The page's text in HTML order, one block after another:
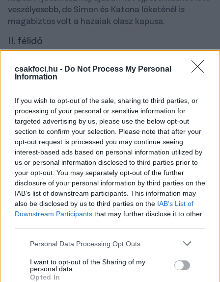
csakfoci.hu - Do Not Process My Personal
Information
If you wish to opt-out of the sale, sharing to third parties, or
processing of your personal or sensitive information for
targeted advertising by us, please use the below opt-out
section to confirm your selection. Please note that after your
opt-out request is processed you may continue seeing
interest-based ads based on personal information utilized by
us or personal information disclosed to third parties prior to
your opt-out. You may separately opt-out of the further
disclosure of your personal information by third parties on the
IAB’s list of downstream participants. This information may
also be disclosed by us to third parties on the IAB’s List of
Downstream Participants that may further disclose it to other
Please note that this website/app uses one or more Google
not limited to your visit or usage behaviour. You may click to
grant or deny consent to Google and its third-party tags to
Personal Data Processing Opt Outs
I want to opt-out of the Sharing of my
personal data.
Opted In
veszélyesebb, de Simon és Katona löketénél is
magabiztos volt a hazaiak olasz kapusa.
II. félidő
Villámgyors góllal indult a második félidő. Kállai
passzolt jobbról befelé Molnárhoz, aki középre
után ugyanis az a bal kapufát is érintve a kapuba
pattogott (1-0).
Piscitelli feladatai is folytatódtak, Katona 17
méterről próbálta bevenni a kapuját, de a labda
ezúttal sem jött ki róla. A 65. percben ismét nagyot
fogott a kövesdi kapus: Katona adott olyan jó
kiugratást, hogy az Simonnak és Gourénak is jó lett,
a két játékos kicsit egymást is zavarta, végül utóbbi
lőtt, a kapujából jól kijövőPiscitelli azonban ezúttal
is megmentette csapatát a kapott góltól.
A félidő második fele igen eseménytelenül telt,
hazaiak örülhettek.